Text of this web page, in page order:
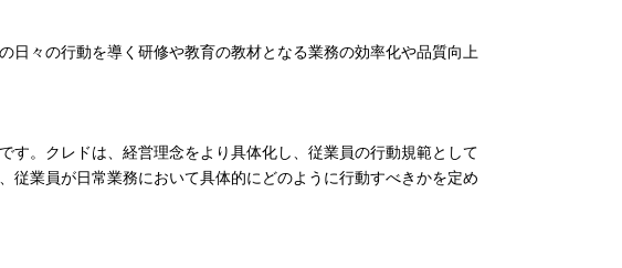
日々の行動を導く研修や教育の教材となる業務の効率化や品質向上
す。クレドは、経営理念をより具体化し、従業員の行動規範として
従業員が日常業務において具体的にどのように行動すべきかを定め